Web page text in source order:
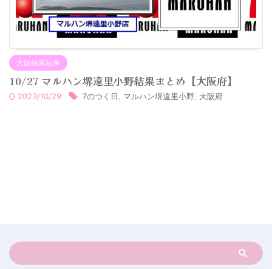
大阪結果記事
10/27 マルハン堺遠里小野結果まとめ【大阪府】
2023/10/29 7のつく日 マルハン堺遠里小野 大阪府